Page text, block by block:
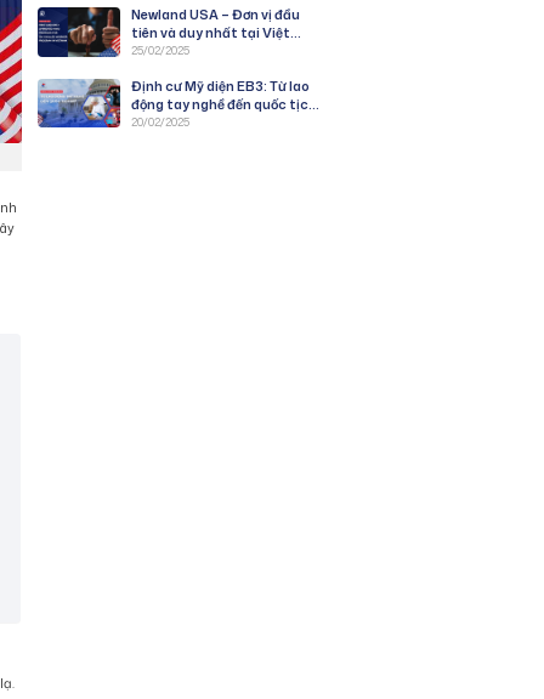
Newland USA – Đơn vị đầu
tiên và duy nhất tại Việt
Nam được duyệt PWD
Tay Nghề
25/02/2025
Định cư Mỹ diện EB3: Từ lao
động tay nghề đến quốc tịch
Mỹ
20/02/2025